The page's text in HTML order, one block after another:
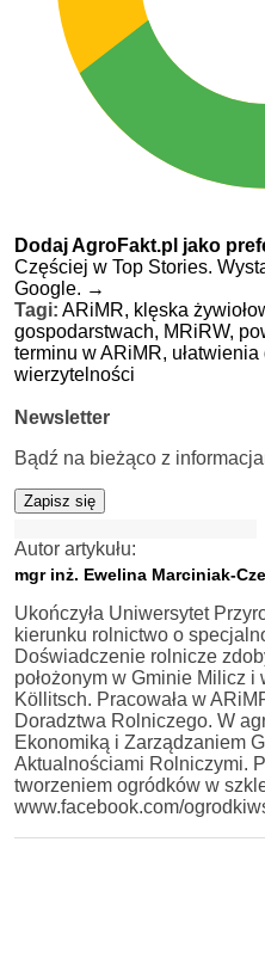
Dodaj AgroFakt.pl jako
Częściej w Top Stories.
Google. →
Tagi: ARiMR, klęska
gospodarstwach, MRiRW,
terminu w ARiMR,
wierzytelności
Newsletter
Bądź na bieżąco z
Zapisz się
Autor artykułu:
mgr inż. Ewelina Marciniak-
Ukończyła Uniwersytet
kierunku rolnictwo o
Doświadczenie rolnicze
położonym w Gminie Milicz
Köllitsch. Pracowała w
Doradztwa Rolniczego. W
Ekonomiką i Zarządzaniem
Aktualnościami Rolniczymi.
tworzeniem ogródków w
www.facebook.com/